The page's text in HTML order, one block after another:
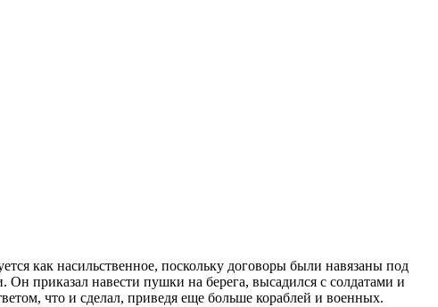
как насильственное, поскольку договоры были навязаны под
приказал навести пушки на берега, высадился с солдатами и
что и сделал, приведя еще больше кораблей и военных.